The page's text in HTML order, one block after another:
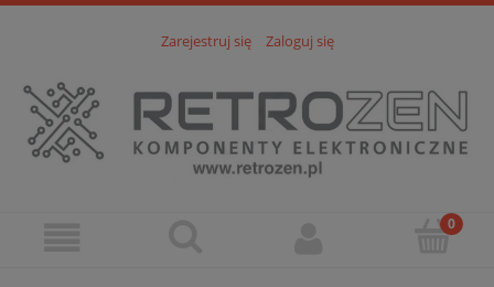
Zarejestruj się Zaloguj się